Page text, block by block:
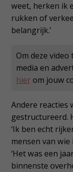
weet, herken ik
rukken of
belangrijk.’
Om deze video
media en
hierom jouw
Andere reacties
gestructureerd.
‘Ik ben echt
mensen van wie
‘Het was een
binnenste